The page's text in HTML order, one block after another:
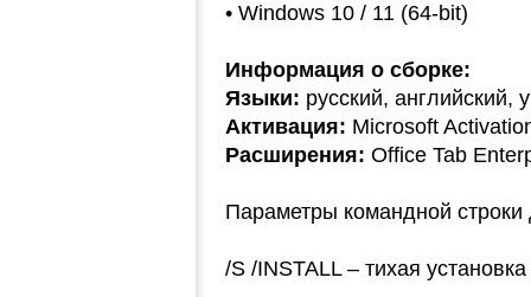
• Windows 10 / 11 (64-bit)
Информация о сборке:
Языки: русский, английский,
Активация: Microsoft
Расширения: Office Tab
Параметры командной строки
/S /INSTALL – тихая установка